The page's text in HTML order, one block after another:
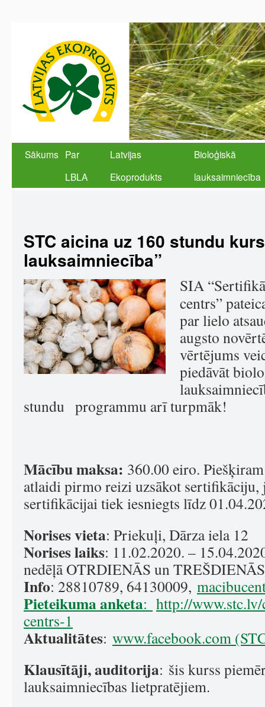
Sākums Par
LBLA
Latvijas
Ekoprodukts
Bioloģiskā
lauksaimniecība
STC aicina uz 160 stundu
lauksaimniecība”
SIA
centrs”
par lielo
augsto
vērtējums
piedāvāt
stundu programmu arī turpmāk!
Mācību maksa: 360.00 eiro.
atlaidi pirmo reizi uzsākot sertifikāciju,
sertifikācijai tiek iesniegts līdz
Norises vieta: Priekuļi, Dārza iela 12
Norises laiks: 11.02.2020. –
nedēļā OTRDIENĀS un
Info: 28810789, 64130009,
Pieteikuma anketa: http://
centrs-1
Aktualitātes: www.facebook.com
Klausītāji, auditorija: šis kurss
lauksaimniecības lietpratējiem.